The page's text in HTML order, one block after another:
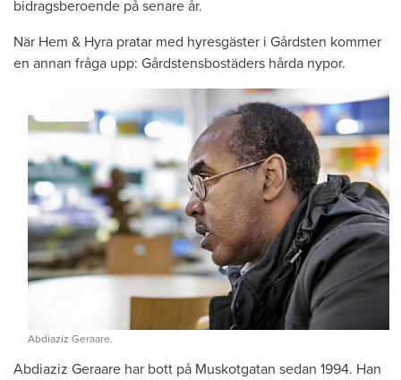
bidragsberoende på senare år.
När Hem & Hyra pratar med hyresgäster i Gårdsten kommer
en annan fråga upp: Gårdstensbostäders hårda nypor.
Abdiaziz Geraare.
Abdiaziz Geraare har bott på Muskotgatan sedan 1994. Han